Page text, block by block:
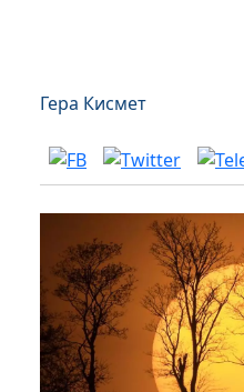
Гера Кисмет